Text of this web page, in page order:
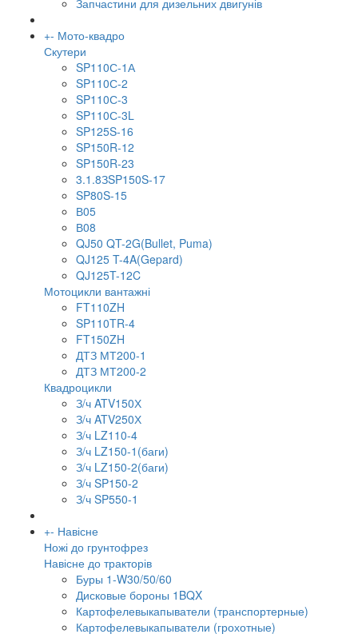
Запчастини для дизельних двигунів
+- Мото-квадро
Скутери
SP110С-1А
SP110С-2
SP110С-3
SP110С-3L
SP125S-16
SP150R-12
SP150R-23
3.1.8ЗSP150S-17
SP80S-15
В05
В08
QJ50 QT-2G(Bullet, Puma)
QJ125 T-4A(Gepard)
QJ125T-12C
Мотоцикли вантажні
FT110ZH
SP110TR-4
FT150ZH
ДТЗ МТ200-1
ДТЗ МТ200-2
Квадроцикли
З/ч ATV150Х
З/ч ATV250Х
З/ч LZ110-4
З/ч LZ150-1(баги)
З/ч LZ150-2(баги)
З/ч SP150-2
З/ч SP550-1
+- Навісне
Ножі до грунтофрез
Навісне до тракторів
Буры 1-W30/50/60
Дисковые бороны 1BQX
Картофелевыкапыватели (транспортерные)
Картофелевыкапыватели (грохотные)